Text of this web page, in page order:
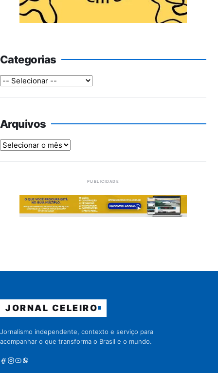
Categorias
Arquivos
Arquivos
PUBLICIDADE
JORNAL CELEIRO
Jornalismo independente, contexto e serviço para
acompanhar o que transforma o Brasil e o mundo.
Facebook
Instagram
Youtube
Whatsapp